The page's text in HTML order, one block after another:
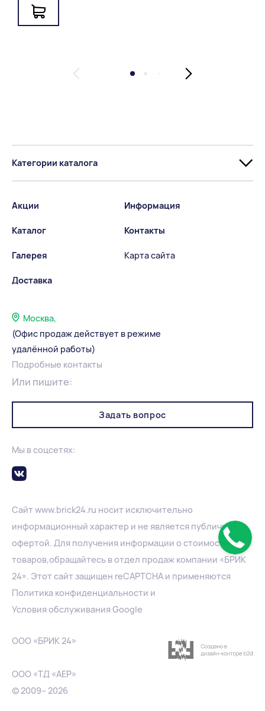
Категории каталога
Акции
Каталог
Галерея
Доставка
Информация
Контакты
Карта сайта
Москва,
(Офис продаж действует в режиме
удалённой работы)
Подробные контакты
Или пишите:
Задать вопрос
Мы в соцсетях:
Сайт www.brick24.ru носит исключительно
информационный характер и не является публичной
офертой. Для получения информации о стоимости
товаров,обращайтесь в отдел продаж компании «БРИК
24». Этот сайт защищен reCAPTCHA и применяются
Политика конфиденциальности и
Условия обслуживания Google
ООО «БРИК 24»
ООО «ТД «АЕР»
© 2009– 2026